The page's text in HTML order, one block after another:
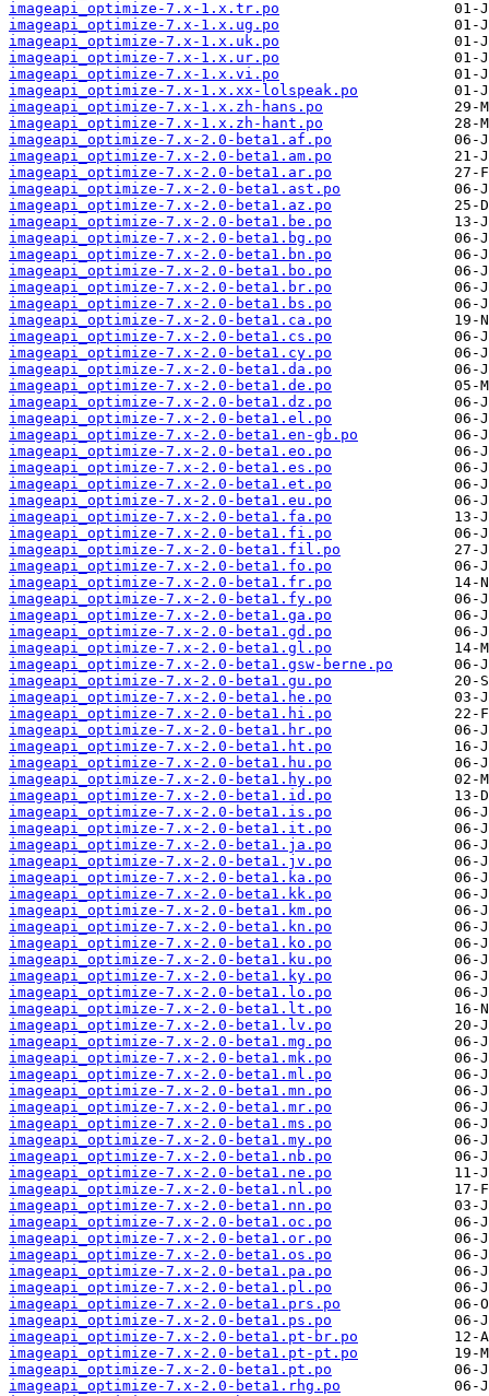
imageapi_optimize-7.x-1.x.tr.po
imageapi_optimize-7.x-1.x.ug.po
imageapi_optimize-7.x-1.x.uk.po
imageapi_optimize-7.x-1.x.ur.po
imageapi_optimize-7.x-1.x.vi.po
imageapi_optimize-7.x-1.x.xx-lolspeak.po
imageapi_optimize-7.x-1.x.zh-hans.po
imageapi_optimize-7.x-1.x.zh-hant.po
imageapi_optimize-7.x-2.0-beta1.af.po
imageapi_optimize-7.x-2.0-beta1.am.po
imageapi_optimize-7.x-2.0-beta1.ar.po
imageapi_optimize-7.x-2.0-beta1.ast.po
imageapi_optimize-7.x-2.0-beta1.az.po
imageapi_optimize-7.x-2.0-beta1.be.po
imageapi_optimize-7.x-2.0-beta1.bg.po
imageapi_optimize-7.x-2.0-beta1.bn.po
imageapi_optimize-7.x-2.0-beta1.bo.po
imageapi_optimize-7.x-2.0-beta1.br.po
imageapi_optimize-7.x-2.0-beta1.bs.po
imageapi_optimize-7.x-2.0-beta1.ca.po
imageapi_optimize-7.x-2.0-beta1.cs.po
imageapi_optimize-7.x-2.0-beta1.cy.po
imageapi_optimize-7.x-2.0-beta1.da.po
imageapi_optimize-7.x-2.0-beta1.de.po
imageapi_optimize-7.x-2.0-beta1.dz.po
imageapi_optimize-7.x-2.0-beta1.el.po
imageapi_optimize-7.x-2.0-beta1.en-gb.po
imageapi_optimize-7.x-2.0-beta1.eo.po
imageapi_optimize-7.x-2.0-beta1.es.po
imageapi_optimize-7.x-2.0-beta1.et.po
imageapi_optimize-7.x-2.0-beta1.eu.po
imageapi_optimize-7.x-2.0-beta1.fa.po
imageapi_optimize-7.x-2.0-beta1.fi.po
imageapi_optimize-7.x-2.0-beta1.fil.po
imageapi_optimize-7.x-2.0-beta1.fo.po
imageapi_optimize-7.x-2.0-beta1.fr.po
imageapi_optimize-7.x-2.0-beta1.fy.po
imageapi_optimize-7.x-2.0-beta1.ga.po
imageapi_optimize-7.x-2.0-beta1.gd.po
imageapi_optimize-7.x-2.0-beta1.gl.po
imageapi_optimize-7.x-2.0-beta1.gsw-berne.po
imageapi_optimize-7.x-2.0-beta1.gu.po
imageapi_optimize-7.x-2.0-beta1.he.po
imageapi_optimize-7.x-2.0-beta1.hi.po
imageapi_optimize-7.x-2.0-beta1.hr.po
imageapi_optimize-7.x-2.0-beta1.ht.po
imageapi_optimize-7.x-2.0-beta1.hu.po
imageapi_optimize-7.x-2.0-beta1.hy.po
imageapi_optimize-7.x-2.0-beta1.id.po
imageapi_optimize-7.x-2.0-beta1.is.po
imageapi_optimize-7.x-2.0-beta1.it.po
imageapi_optimize-7.x-2.0-beta1.ja.po
imageapi_optimize-7.x-2.0-beta1.jv.po
imageapi_optimize-7.x-2.0-beta1.ka.po
imageapi_optimize-7.x-2.0-beta1.kk.po
imageapi_optimize-7.x-2.0-beta1.km.po
imageapi_optimize-7.x-2.0-beta1.kn.po
imageapi_optimize-7.x-2.0-beta1.ko.po
imageapi_optimize-7.x-2.0-beta1.ku.po
imageapi_optimize-7.x-2.0-beta1.ky.po
imageapi_optimize-7.x-2.0-beta1.lo.po
imageapi_optimize-7.x-2.0-beta1.lt.po
imageapi_optimize-7.x-2.0-beta1.lv.po
imageapi_optimize-7.x-2.0-beta1.mg.po
imageapi_optimize-7.x-2.0-beta1.mk.po
imageapi_optimize-7.x-2.0-beta1.ml.po
imageapi_optimize-7.x-2.0-beta1.mn.po
imageapi_optimize-7.x-2.0-beta1.mr.po
imageapi_optimize-7.x-2.0-beta1.ms.po
imageapi_optimize-7.x-2.0-beta1.my.po
imageapi_optimize-7.x-2.0-beta1.nb.po
imageapi_optimize-7.x-2.0-beta1.ne.po
imageapi_optimize-7.x-2.0-beta1.nl.po
imageapi_optimize-7.x-2.0-beta1.nn.po
imageapi_optimize-7.x-2.0-beta1.oc.po
imageapi_optimize-7.x-2.0-beta1.or.po
imageapi_optimize-7.x-2.0-beta1.os.po
imageapi_optimize-7.x-2.0-beta1.pa.po
imageapi_optimize-7.x-2.0-beta1.pl.po
imageapi_optimize-7.x-2.0-beta1.prs.po
imageapi_optimize-7.x-2.0-beta1.ps.po
imageapi_optimize-7.x-2.0-beta1.pt-br.po
imageapi_optimize-7.x-2.0-beta1.pt-pt.po
imageapi_optimize-7.x-2.0-beta1.pt.po
imageapi_optimize-7.x-2.0-beta1.rhg.po